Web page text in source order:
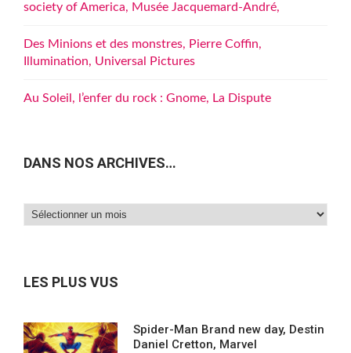
society of America, Musée Jacquemard-André,
Des Minions et des monstres, Pierre Coffin,
Illumination, Universal Pictures
Au Soleil, l’enfer du rock : Gnome, La Dispute
DANS NOS ARCHIVES…
Dans
LES PLUS VUS
Spider-Man Brand new day, Destin
Daniel Cretton, Marvel